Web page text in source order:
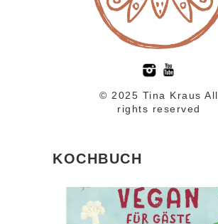
© 2025 Tina Kraus All
rights reserved
KOCHBUCH